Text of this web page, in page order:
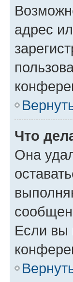
адрес
Что
Она
Если вы